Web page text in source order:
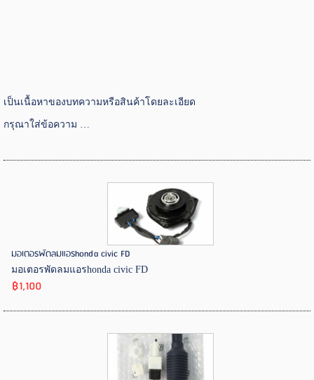
เป็นเนื้อหาของบทความหรือสินค้าโดยละเอียด
กรุณาใส่ข้อความ …
มอเตอรพัดลมแอรhonda civic FD
มอเตอรพัดลมแอรhonda civic FD
฿1,100